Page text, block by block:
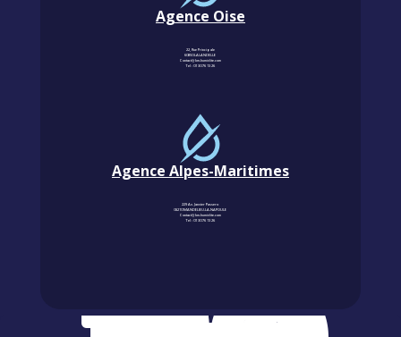
Agence Oise
22, Rue Principale
60850 LALANDELLE
Contact@km-humidite.com
Tel :01 30 76 13 26
Agence Alpes-Maritimes
229 Av. Janvier Passero
06210 MANDELIEU-LA-NAPOULE
Contact@km-humidite.com
Tel :01 30 76 13 26